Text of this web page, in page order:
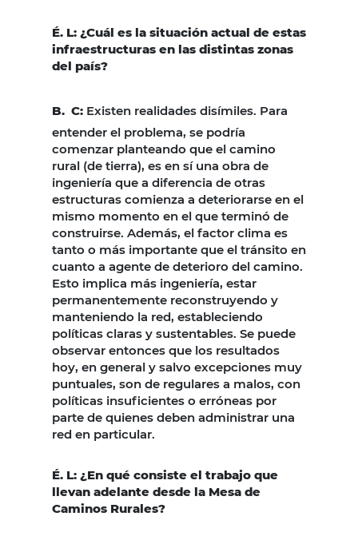
É. L: ¿Cuál es la situación actual de estas
infraestructuras en las distintas zonas
del país?
B. C: Existen realidades disímiles. Para
entender el problema, se podría
comenzar planteando que el camino
rural (de tierra), es en sí una obra de
ingeniería que a diferencia de otras
estructuras comienza a deteriorarse en el
mismo momento en el que terminó de
construirse. Además, el factor clima es
tanto o más importante que el tránsito en
cuanto a agente de deterioro del camino.
Esto implica más ingeniería, estar
permanentemente reconstruyendo y
manteniendo la red, estableciendo
políticas claras y sustentables. Se puede
observar entonces que los resultados
hoy, en general y salvo excepciones muy
puntuales, son de regulares a malos, con
políticas insuficientes o erróneas por
parte de quienes deben administrar una
red en particular.
É. L: ¿En qué consiste el trabajo que
llevan adelante desde la Mesa de
Caminos Rurales?